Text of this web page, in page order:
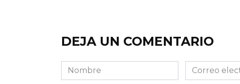
DEJA UN COMENTARIO
Nombre
Correo
electrónico